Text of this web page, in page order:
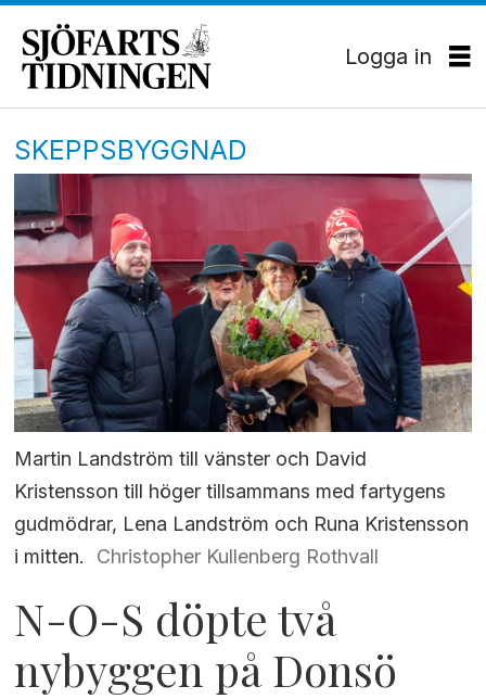
Logga in
SKEPPSBYGGNAD
Martin Landström till vänster och David
Kristensson till höger tillsammans med fartygens
gudmödrar, Lena Landström och Runa Kristensson
i mitten.
Christopher Kullenberg Rothvall
N-O-S döpte två
nybyggen på Donsö